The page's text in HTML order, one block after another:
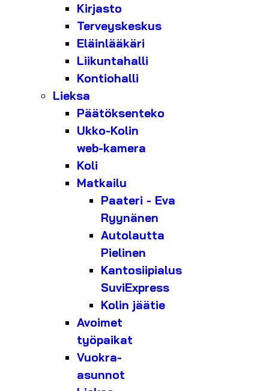
Kirjasto
Terveyskeskus
Eläinlääkäri
Liikuntahalli
Kontiohalli
Lieksa
Päätöksenteko
Ukko-Kolin
web-kamera
Koli
Matkailu
Paateri - Eva
Ryynänen
Autolautta
Pielinen
Kantosiipialus
SuviExpress
Kolin jäätie
Avoimet
työpaikat
Vuokra-
asunnot